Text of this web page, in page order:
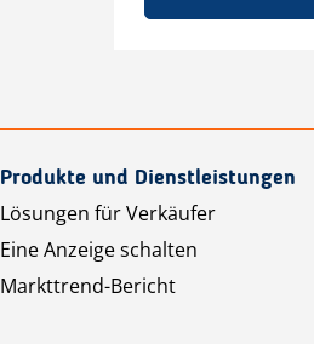
Produkte und Dienstleistungen
Lösungen für Verkäufer
Eine Anzeige schalten
Markttrend-Bericht